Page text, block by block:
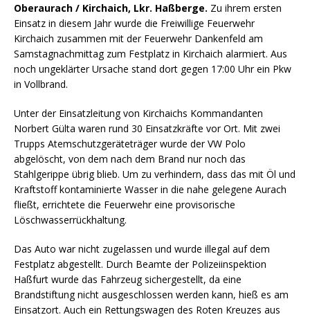
Oberaurach / Kirchaich, Lkr. Haßberge. Zu ihrem ersten
Einsatz in diesem Jahr wurde die Freiwillige Feuerwehr
Kirchaich zusammen mit der Feuerwehr Dankenfeld am
Samstagnachmittag zum Festplatz in Kirchaich alarmiert. Aus
noch ungeklärter Ursache stand dort gegen 17:00 Uhr ein Pkw
in Vollbrand.
Unter der Einsatzleitung von Kirchaichs Kommandanten
Norbert Gülta waren rund 30 Einsatzkräfte vor Ort. Mit zwei
Trupps Atemschutzgeräteträger wurde der VW Polo
abgelöscht, von dem nach dem Brand nur noch das
Stahlgerippe übrig blieb. Um zu verhindern, dass das mit Öl und
Kraftstoff kontaminierte Wasser in die nahe gelegene Aurach
fließt, errichtete die Feuerwehr eine provisorische
Löschwasserrückhaltung.
Das Auto war nicht zugelassen und wurde illegal auf dem
Festplatz abgestellt. Durch Beamte der Polizeiinspektion
Haßfurt wurde das Fahrzeug sichergestellt, da eine
Brandstiftung nicht ausgeschlossen werden kann, hieß es am
Einsatzort. Auch ein Rettungswagen des Roten Kreuzes aus